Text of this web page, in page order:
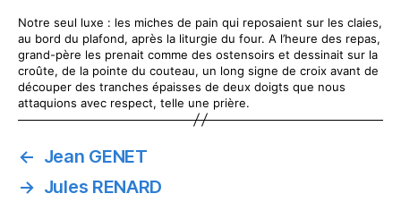
Notre seul luxe : les miches de pain qui reposaient sur les claies,
au bord du plafond, après la liturgie du four. A l’heure des repas,
grand-père les prenait comme des ostensoirs et dessinait sur la
croûte, de la pointe du couteau, un long signe de croix avant de
découper des tranches épaisses de deux doigts que nous
attaquions avec respect, telle une prière.
← Jean GENET
→ Jules RENARD